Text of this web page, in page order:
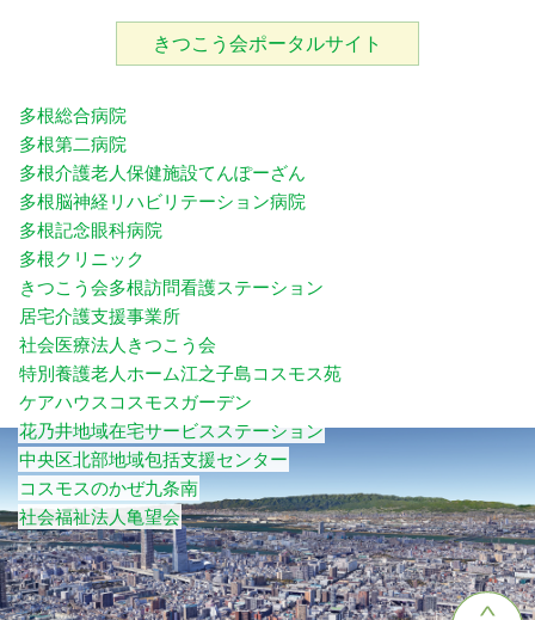
きつこう会ポータルサイト
多根総合病院
多根第二病院
多根介護老人保健施設てんぽーざん
多根脳神経リハビリテーション病院
多根記念眼科病院
多根クリニック
きつこう会多根訪問看護ステーション
居宅介護支援事業所
社会医療法人きつこう会
特別養護老人ホーム江之子島コスモス苑
ケアハウスコスモスガーデン
花乃井地域在宅サービスステーション
中央区北部地域包括支援センター
コスモスのかぜ九条南
社会福祉法人亀望会